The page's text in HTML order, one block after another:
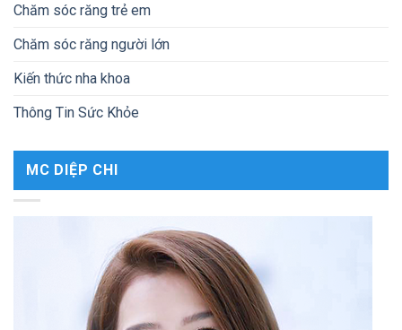
Chăm sóc răng trẻ em
Chăm sóc răng người lớn
Kiến thức nha khoa
Thông Tin Sức Khỏe
MC DIỆP CHI